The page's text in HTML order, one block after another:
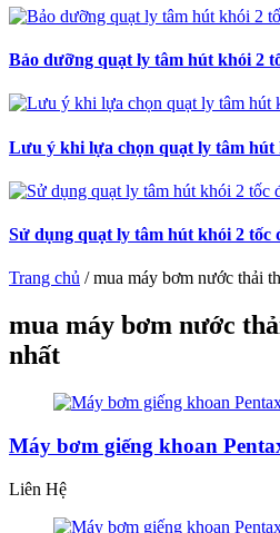
Bảo dưỡng quạt ly tâm hút khói 2
Lưu ý khi lựa chọn quạt ly tâm hút
Sử dụng quạt ly tâm hút khói 2 tốc
Trang chủ /mua máy bơm nước thải
mua máy bơm nước
nhất
Máy bơm giếng khoan
Liên Hệ